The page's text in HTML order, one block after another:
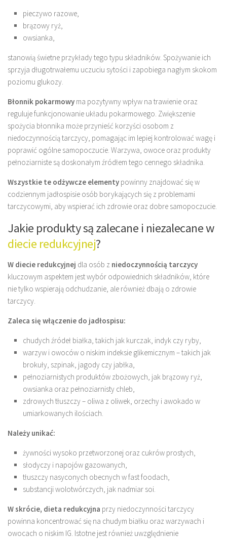
pieczywo razowe,
brązowy ryż,
owsianka,
stanowią świetne przykłady tego typu składników. Spożywanie ich
sprzyja długotrwałemu uczuciu sytości i zapobiega nagłym skokom
poziomu glukozy.
Błonnik pokarmowy ma pozytywny wpływ na trawienie oraz
reguluje funkcjonowanie układu pokarmowego. Zwiększenie
spożycia błonnika może przynieść korzyści osobom z
niedoczynnością tarczycy, pomagając im lepiej kontrolować wagę i
poprawić ogólne samopoczucie. Warzywa, owoce oraz produkty
pełnoziarniste są doskonałym źródłem tego cennego składnika.
Wszystkie te odżywcze elementy powinny znajdować się w
codziennym jadłospisie osób borykających się z problemami
tarczycowymi, aby wspierać ich zdrowie oraz dobre samopoczucie.
Jakie produkty są zalecane i niezalecane w
diecie redukcyjnej?
W diecie redukcyjnej dla osób z niedoczynnością tarczycy
kluczowym aspektem jest wybór odpowiednich składników, które
nie tylko wspierają odchudzanie, ale również dbają o zdrowie
tarczycy.
Zaleca się włączenie do jadłospisu:
chudych źródeł białka, takich jak kurczak, indyk czy ryby,
warzyw i owoców o niskim indeksie glikemicznym – takich jak
brokuły, szpinak, jagody czy jabłka,
pełnoziarnistych produktów zbożowych, jak brązowy ryż,
owsianka oraz pełnoziarnisty chleb,
zdrowych tłuszczy – oliwa z oliwek, orzechy i awokado w
umiarkowanych ilościach.
Należy unikać:
żywności wysoko przetworzonej oraz cukrów prostych,
słodyczy i napojów gazowanych,
tłuszczy nasyconych obecnych w fast foodach,
substancji wolotwórczych, jak nadmiar soi.
W skrócie, dieta redukcyjna przy niedoczynności tarczycy
powinna koncentrować się na chudym białku oraz warzywach i
owocach o niskim IG. Istotne jest również uwzględnienie